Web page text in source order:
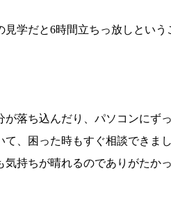
学だと6時間立ちっ放しとい
落ち込んだり、パソコンにず
、困った時もすぐ相談できま
持ちが晴れるのでありがたかっ